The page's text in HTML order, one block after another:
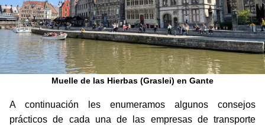
Muelle de las Hierbas (Graslei) en Gante
A continuación les enumeramos algunos consejos
prácticos de cada una de las empresas de transporte